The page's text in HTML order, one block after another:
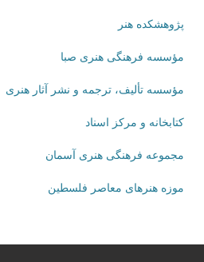
پژوهشکده هنر
مؤسسه فرهنگی هنری صبا
مؤسسه تألیف، ترجمه و نشر آثار هنری
کتابخانه و مرکز اسناد
مجموعه فرهنگی هنری آسمان
موزه هنرهای‌ معاصر فلسطین